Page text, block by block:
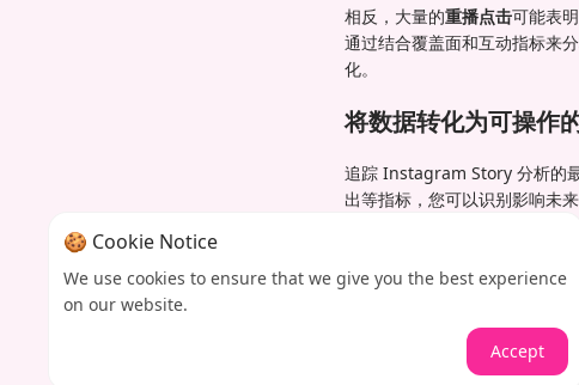
相反，大量的重播点击可能表
通过结合覆盖面和互动指标来
化。
将数据转化为可操作
追踪 Instagram Story 分析的
出等指标，您可以识别影响未
确表明您应该制作更多此类内容
如果某种特定风格的图形或
召和发布时间。能够汇总长达
行调整，您可以将您的
🍪 Cookie Notice
We use cookies to ensure that we give you the best experience
on our website.
Accept